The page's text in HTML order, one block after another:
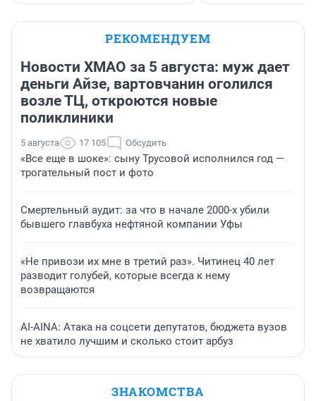
РЕКОМЕНДУЕМ
Новости ХМАО за 5 августа: муж дает
деньги Айзе, вартовчанин оголился
возле ТЦ, откроются новые
поликлиники
5 августа 17 105 Обсудить
«Все еще в шоке»: сыну Трусовой исполнился год —
трогательный пост и фото
Смертельный аудит: за что в начале 2000-х убили
бывшего главбуха нефтяной компании Уфы
«Не привози их мне в третий раз». Читинец 40 лет
разводит голубей, которые всегда к нему
возвращаются
AI-AINA: Атака на соцсети депутатов, бюджета вузов
не хватило лучшим и сколько стоит арбуз
ЗНАКОМСТВА